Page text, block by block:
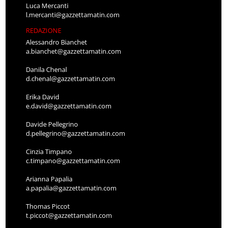
Luca Mercanti
l.mercanti@gazzettamatin.com
REDAZIONE
Alessandro Bianchet
a.bianchet@gazzettamatin.com
Danila Chenal
d.chenal@gazzettamatin.com
Erika David
e.david@gazzettamatin.com
Davide Pellegrino
d.pellegrino@gazzettamatin.com
Cinzia Timpano
c.timpano@gazzettamatin.com
Arianna Papalia
a.papalia@gazzettamatin.com
Thomas Piccot
t.piccot@gazzettamatin.com